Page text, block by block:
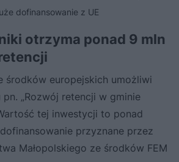
dofinansowanie z UE
otrzyma ponad 9 mln
środków europejskich umożliwi
„Rozwój retencji w gminie
tej inwestycji to ponad
przyznane przez
Małopolskiego ze środków FEM